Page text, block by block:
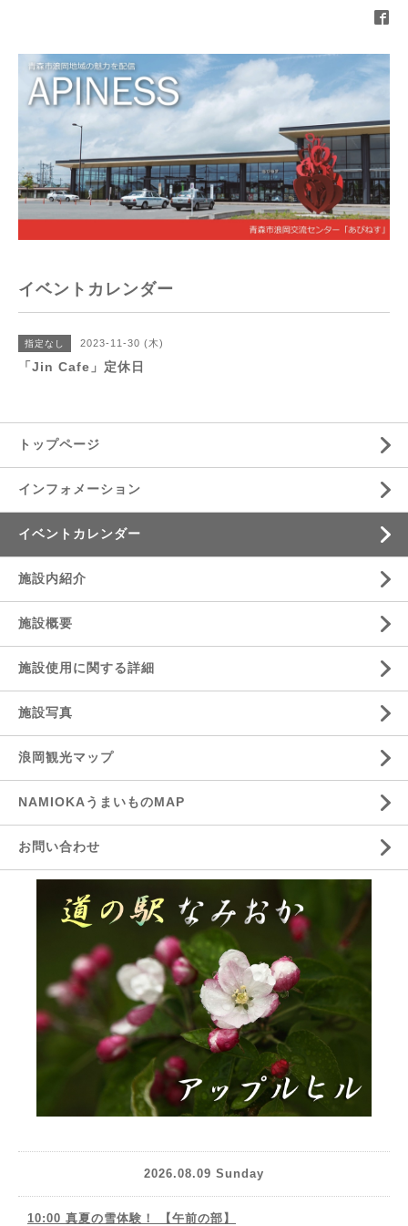
イベントカレンダー
指定なし 2023-11-30 (木)
「Jin Cafe」定休日
トップページ
インフォメーション
イベントカレンダー
施設内紹介
施設概要
施設使用に関する詳細
施設写真
浪岡観光マップ
NAMIOKAうまいものMAP
お問い合わせ
2026.08.09 Sunday
10:00 真夏の雪体験！ 【午前の部】